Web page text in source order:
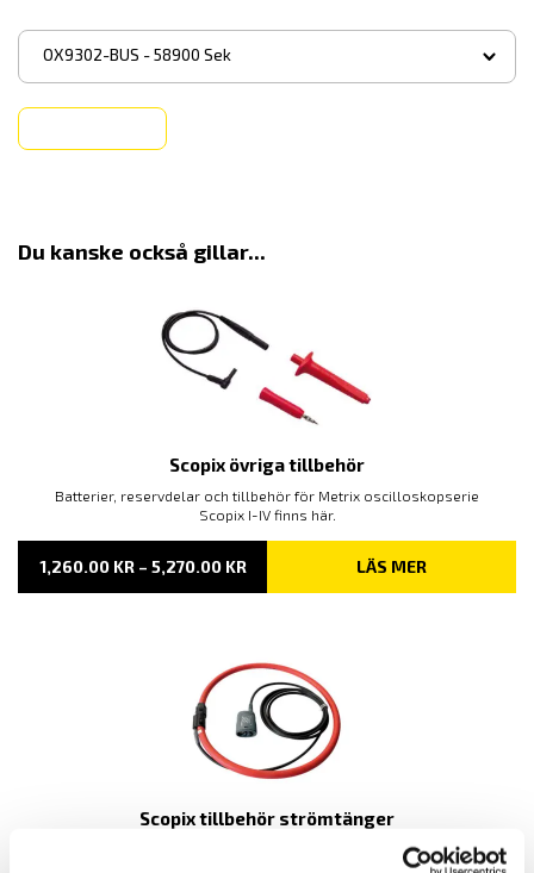
OX9302-BUS - 58900 Sek
▾
Du kanske också gillar...
Scopix övriga tillbehör
Batterier, reservdelar och tillbehör för Metrix oscilloskopserie
Scopix I-IV finns här.
1,260.00 KR – 5,270.00 KRPRISINTERVALL:
TILL
LÄS MER
Scopix tillbehör strömtänger
Strömtänger för Metrix oscilloskopserie Scopix finns här.